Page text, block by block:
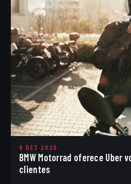
9 DEZ 2020
BMW Motorrad oferece Uber
clientes